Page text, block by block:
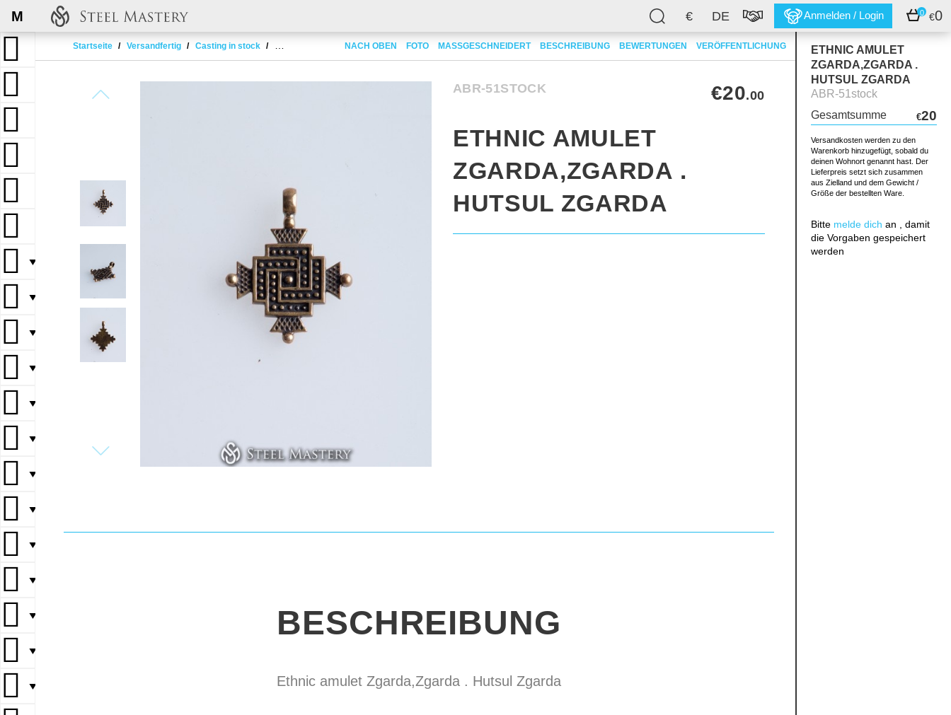
€ DE Anmelden / Login 0 €0
M
Startseite Versandfertig Casting in stock Ethnic amulet Zgarda,Zgarda . Hutsul Zgarda
NACH OBEN FOTO MASSGESCHNEIDERT BESCHREIBUNG BEWERTUNGEN VERÖFFENTLICHUNG
▼
▼
▼
▼
▼
▼
▼
▼
▼
▼
▼
▼
▼
ETHNIC AMULET
ZGARDA,ZGARDA .
HUTSUL ZGARDA
ABR-51stock
Gesamtsumme
€20
Versandkosten werden zu den
Warenkorb hinzugefügt, sobald du
deinen Wohnort genannt hast. Der
Lieferpreis setzt sich zusammen
aus Zielland und dem Gewicht /
Größe der bestellten Ware.
Bitte melde dich an , damit
die Vorgaben gespeichert
werden
ABR-51STOCK €20.00
ETHNIC AMULET
ZGARDA,ZGARDA .
HUTSUL ZGARDA
BESCHREIBUNG
Ethnic amulet Zgarda,Zgarda . Hutsul Zgarda